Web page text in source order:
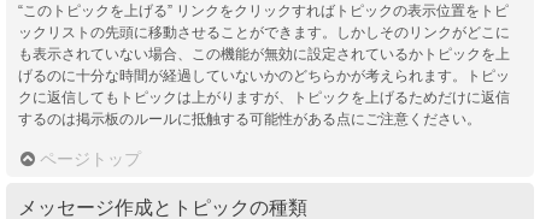
“このトピックを上げる” リンクをクリックすればトピックの表示位置をトピ
ックリストの先頭に移動させることができます。しかしそのリンクがどこに
も表示されていない場合、この機能が無効に設定されているかトピックを上
げるのに十分な時間が経過していないかのどちらかが考えられます。トピッ
クに返信してもトピックは上がりますが、トピックを上げるためだけに返信
するのは掲示板のルールに抵触する可能性がある点にご注意ください。
ページトップ
メッセージ作成とトピックの種類